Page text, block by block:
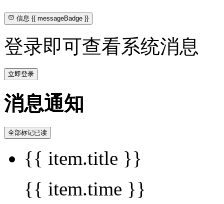
信息{{ messageBadge }}
登录即可查看系统消息
立即登录
消息通知
全部标记已读
{{ item.title }}
{{ item.time }}